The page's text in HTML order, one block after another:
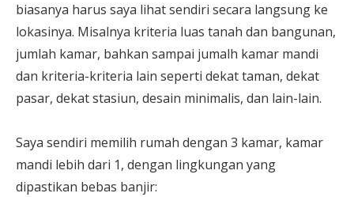
biasanya harus saya lihat sendiri secara langsung ke
lokasinya. Misalnya kriteria luas tanah dan bangunan,
jumlah kamar, bahkan sampai jumalh kamar mandi
dan kriteria-kriteria lain seperti dekat taman, dekat
pasar, dekat stasiun, desain minimalis, dan lain-lain.
Saya sendiri memilih rumah dengan 3 kamar, kamar
mandi lebih dari 1, dengan lingkungan yang
dipastikan bebas banjir: